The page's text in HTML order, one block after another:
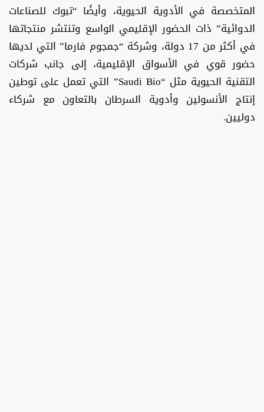
المتخصصة في الأدوية الحيوية، وأيضًا “تبوك للصناعات
الدوائية” ذات الحضور الإقليمي الواسع وتنتشر منتجاتها
في أكثر من 17 دولة، وشركة “جمجوم فارما” التي لديها
حضور قوي في الأسواق الإقليمية، إلى جانب شركات
التقنية الحيوية مثل “Saudi Bio” التي تعمل على توطين
إنتاج الأنسولين وأدوية السرطان بالتعاون مع شركاء
دوليين.